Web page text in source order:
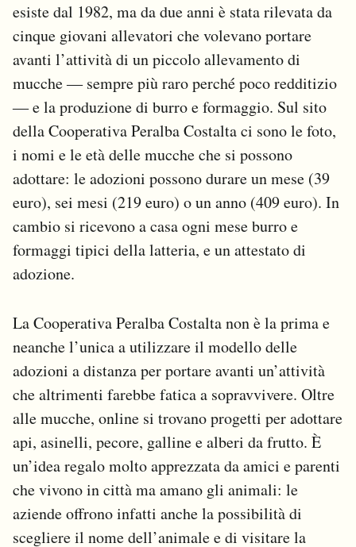
esiste dal 1982, ma da due anni è stata rilevata da
cinque giovani allevatori che volevano portare
avanti l’attività di un piccolo allevamento di
mucche ― sempre più raro perché poco redditizio
― e la produzione di burro e formaggio. Sul sito
della Cooperativa Peralba Costalta ci sono le foto,
i nomi e le età delle mucche che si possono
adottare: le adozioni possono durare un mese (39
euro), sei mesi (219 euro) o un anno (409 euro). In
cambio si ricevono a casa ogni mese burro e
formaggi tipici della latteria, e un attestato di
adozione.
La Cooperativa Peralba Costalta non è la prima e
neanche l’unica a utilizzare il modello delle
adozioni a distanza per portare avanti un’attività
che altrimenti farebbe fatica a sopravvivere. Oltre
alle mucche, online si trovano progetti per adottare
api, asinelli, pecore, galline e alberi da frutto. È
un’idea regalo molto apprezzata da amici e parenti
che vivono in città ma amano gli animali: le
aziende offrono infatti anche la possibilità di
scegliere il nome dell’animale e di visitare la